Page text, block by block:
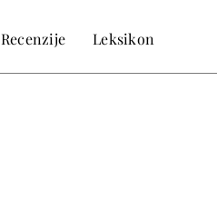
Recenzije Leksikon